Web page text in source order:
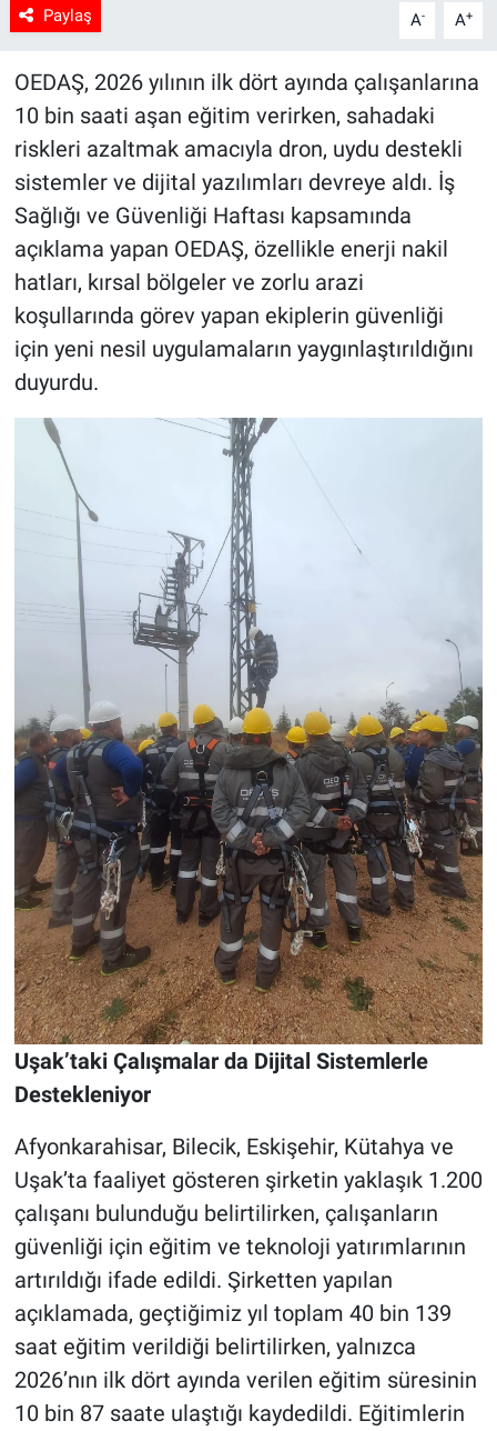
Paylaş A- A+
OEDAŞ, 2026 yılının ilk dört ayında çalışanlarına
10 bin saati aşan eğitim verirken, sahadaki
riskleri azaltmak amacıyla dron, uydu destekli
sistemler ve dijital yazılımları devreye aldı. İş
Sağlığı ve Güvenliği Haftası kapsamında
açıklama yapan OEDAŞ, özellikle enerji nakil
hatları, kırsal bölgeler ve zorlu arazi
koşullarında görev yapan ekiplerin güvenliği
için yeni nesil uygulamaların yaygınlaştırıldığını
duyurdu.
Uşak’taki Çalışmalar da Dijital Sistemlerle
Destekleniyor
Afyonkarahisar, Bilecik, Eskişehir, Kütahya ve
Uşak’ta faaliyet gösteren şirketin yaklaşık 1.200
çalışanı bulunduğu belirtilirken, çalışanların
güvenliği için eğitim ve teknoloji yatırımlarının
artırıldığı ifade edildi. Şirketten yapılan
açıklamada, geçtiğimiz yıl toplam 40 bin 139
saat eğitim verildiği belirtilirken, yalnızca
2026’nın ilk dört ayında verilen eğitim süresinin
10 bin 87 saate ulaştığı kaydedildi. Eğitimlerin